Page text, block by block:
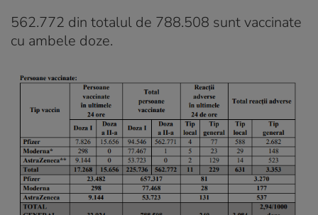
562.772 din totalul de 788.508 sunt vaccinate
cu ambele doze.